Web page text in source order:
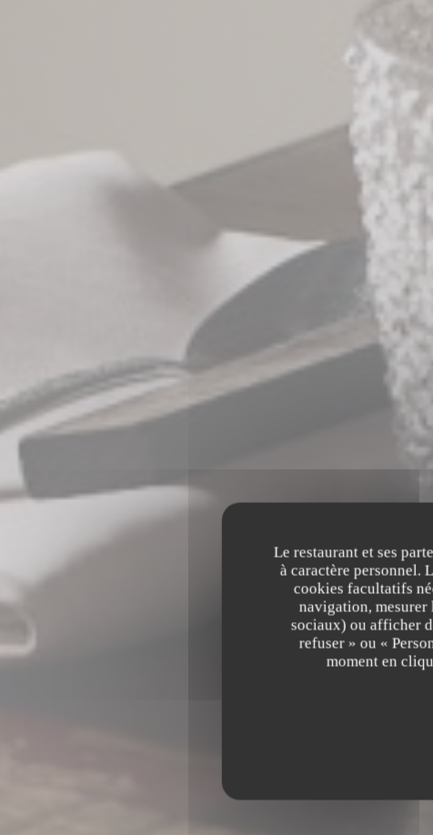
Le restaurant et ses
à caractère personnel.
cookies facultatifs
navigation, mesurer
sociaux) ou afficher
refuser » ou «
moment en